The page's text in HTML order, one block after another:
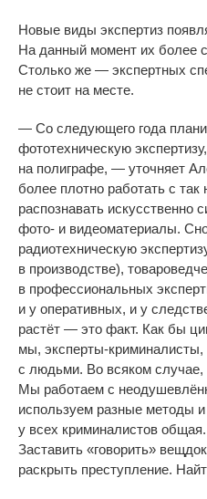
Новые виды экспертиз
На данный момент их более
Столько же —экспертных
не стоит на месте.
— Со следующего года
фототехническую
на полиграфе, —уточняет
более плотно работать с так
распознавать искусственно
фото- и видеоматериалы.
радиотехническую
в производстве),
в профессиональных
и у оперативных, и у
растёт —это факт. Как бы
мы, эксперты-криминалисты,
с людьми. Во всяком
Мы работаем с
используем разные методы и
у всех криминалистов общая.
Заставить «говорить»
раскрыть преступление.